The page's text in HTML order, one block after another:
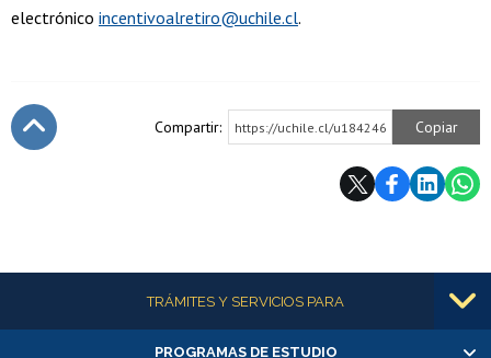
electrónico incentivoalretiro@uchile.cl.
Compartir: https://uchile.cl/u184246 Copiar
Más informaciónTRÁMITES Y SERVICIOS PARA
PROGRAMAS DE ESTUDIO